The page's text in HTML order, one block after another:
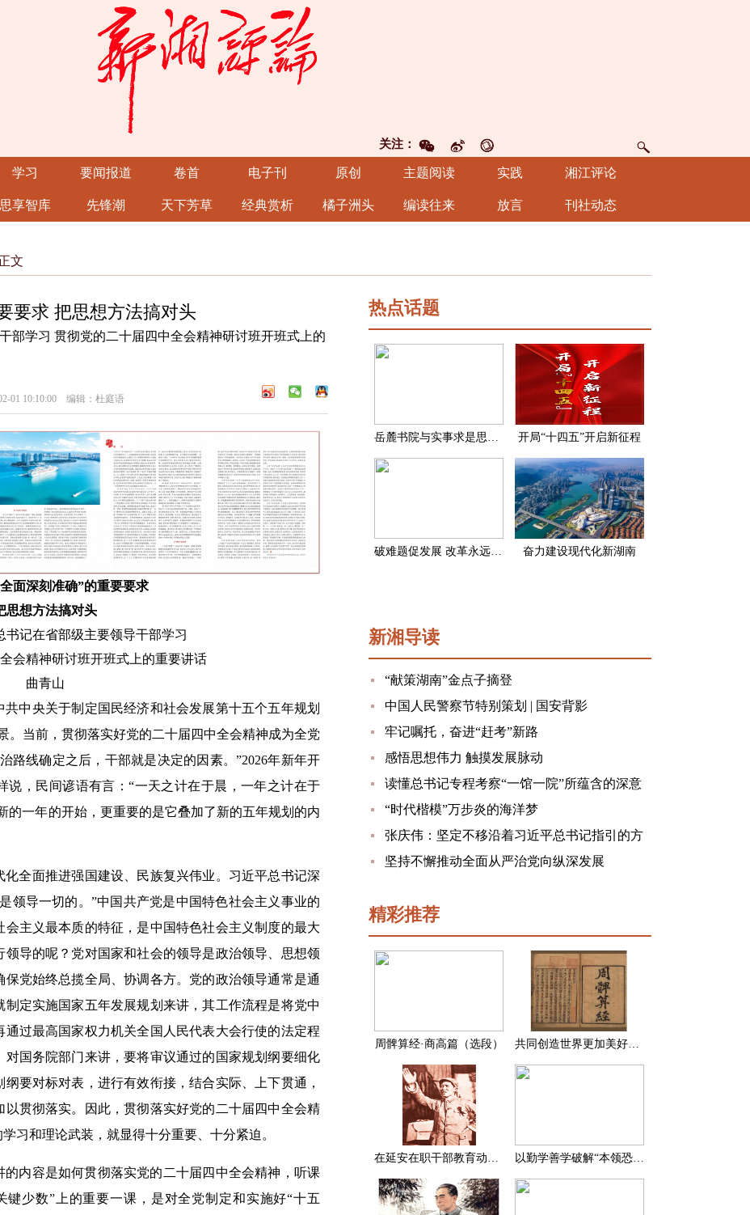
关注：
学习 要闻报道 卷首 电子刊 原创 主题阅读 实践 湘江评论
思享智库 先锋潮 天下芳草 经典赏析 橘子洲头 编读往来 放言 刊社动态
文
要求 把思想方法搞对头
学习 贯彻党的二十届四中全会精神研讨班开班式上的
01 10:10:00 编辑：杜庭语
面深刻准确”的重要要求
思想方法搞对头
记在省部级主要领导干部学习
会精神研讨班开班式上的重要讲话
曲青山
中央关于制定国民经济和社会发展第十五个五年规划
。当前，贯彻落实好党的二十届四中全会精神成为全党
路线确定之后，干部就是决定的因素。”2026年新年开
说，民间谚语有言：“一天之计在于晨，一年之计在于
的一年的开始，更重要的是它叠加了新的五年规划的内
全面推进强国建设、民族复兴伟业。习近平总书记深
领导一切的。”中国共产党是中国特色社会主义事业的
主义最本质的特征，是中国特色社会主义制度的最大
导的呢？党对国家和社会的领导是政治领导、思想领
党始终总揽全局、协调各方。党的政治领导通常是通
定实施国家五年发展规划来讲，其工作流程是将党中
过最高国家权力机关全国人民代表大会行使的法定程
国务院部门来讲，要将审议通过的国家规划纲要细化
要对标对表，进行有效衔接，结合实际、上下贯通，
贯彻落实。因此，贯彻落实好党的二十届四中全会精
习和理论武装，就显得十分重要、十分紧迫。
的内容是如何贯彻落实党的二十届四中全会精神，听课
少数”上的重要一课，是对全党制定和实施好“十五
热点话题
岳麓书院与实事求是思想路线 开局“十四五”开启新征程
破难题促发展 改革永远在路上 奋力建设现代化新湖南
新湘导读
“献策湖南”金点子摘登
中国人民警察节特别策划 | 国安背影
牢记嘱托，奋进“赶考”新路
感悟思想伟力 触摸发展脉动
读懂总书记专程考察“一馆一院”所蕴含的深意
“时代楷模”万步炎的海洋梦
张庆伟：坚定不移沿着习近平总书记指引的方
向前进 凝心聚力奋进新征程建功新时代谱写新
坚持不懈推动全面从严治党向纵深发展
精彩推荐
周髀算经·商高篇（选段） 共同创造世界更加美好的未来
在延安在职干部教育动员大会上的讲话（节选） 以勤学善学破解“本领恐慌”